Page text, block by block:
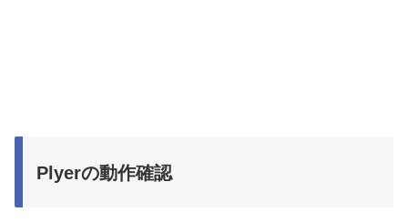
Plyerの動作確認